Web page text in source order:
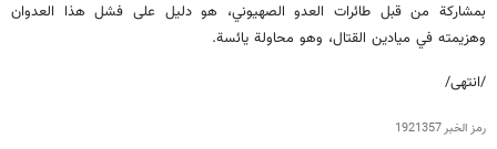
بمشاركة من قبل طائرات العدو الصهيوني، هو دليل على فشل هذا العدوان
وهزيمته في ميادين القتال، وهو محاولة يائسة.
/انتهى/
رمز الخبر1921357